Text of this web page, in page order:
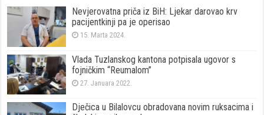
Nevjerovatna priča iz BiH: Ljekar darovao krv
pacijentkinji pa je operisao
15. Marta 2024.
Vlada Tuzlanskog kantona potpisala ugovor s
fojničkim “Reumalom”
27. Januara 2022.
Dječica u Bilalovcu obradovana novim ruksacima i